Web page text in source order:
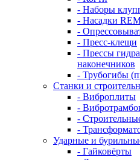
- Наборы
- Насадки
-
- Пресс-клещи
- Прессы
наконечников
- Трубогибы
Станки и
- Виброплиты
-
-
-
Ударные и
- Гайковёрты